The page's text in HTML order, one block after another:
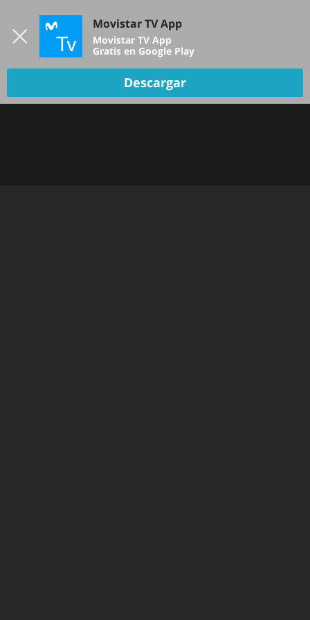
TV EN VIVO
Movistar TV App
Movistar TV App
Gratis en Google Play
Descargar